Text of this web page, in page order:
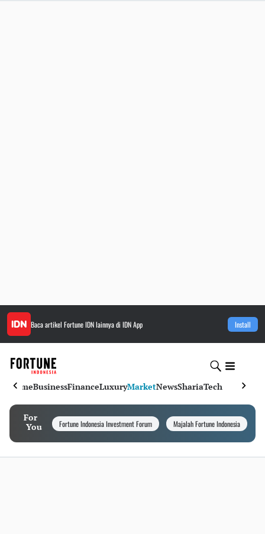
Baca artikel Fortune IDNlainnya di IDN App Install
HomeBusinessFinanceLuxuryMarketNewsShariaTech
For
You
Fortune Indonesia Investment Forum Majalah Fortune Indonesia